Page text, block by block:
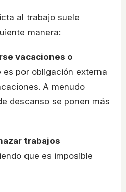
al trabajo suele
manera:
vacaciones o
es por obligación externa
A menudo
descanso se ponen más
trabajos
que es imposible